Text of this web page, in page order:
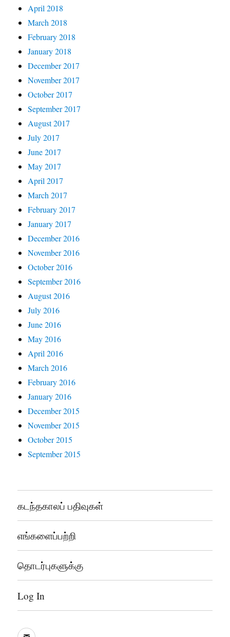
April 2018
March 2018
February 2018
January 2018
December 2017
November 2017
October 2017
September 2017
August 2017
July 2017
June 2017
May 2017
April 2017
March 2017
February 2017
January 2017
December 2016
November 2016
October 2016
September 2016
August 2016
July 2016
June 2016
May 2016
April 2016
March 2016
February 2016
January 2016
December 2015
November 2015
October 2015
September 2015
கடந்தகாலப் பதிவுகள்
எங்களைப்பற்றி
தொடர்புகளுக்கு
Log In